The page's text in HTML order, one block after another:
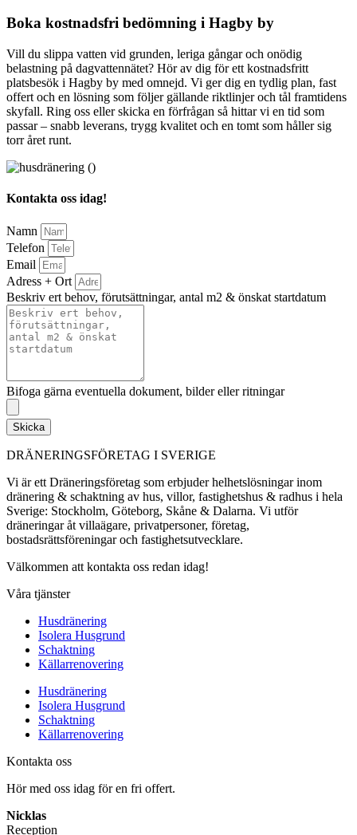
Boka kostnadsfri bedömning i Hagby by
Vill du slippa vatten vid grunden, leriga gångar och onödig
belastning på dagvattennätet? Hör av dig för ett kostnadsfritt
platsbesök i Hagby by med omnejd. Vi ger dig en tydlig plan, fast
offert och en lösning som följer gällande riktlinjer och tål framtidens
skyfall. Ring oss eller skicka en förfrågan så hittar vi en tid som
passar – snabb leverans, trygg kvalitet och en tomt som håller sig
torr året runt.
Kontakta oss idag!
Namn
Telefon
Email
Adress + Ort
Beskriv ert behov, förutsättningar, antal m2 & önskat startdatum
Bifoga gärna eventuella dokument, bilder eller ritningar
Skicka
DRÄNERINGSFÖRETAG I SVERIGE
Vi är ett Dräneringsföretag som erbjuder helhetslösningar inom
dränering & schaktning av hus, villor, fastighetshus & radhus i hela
Sverige: Stockholm, Göteborg, Skåne & Dalarna. Vi utför
dräneringar åt villaägare, privatpersoner, företag,
bostadsrättsföreningar och fastighetsutvecklare.
Välkommen att kontakta oss redan idag!
Våra tjänster
Husdränering
Isolera Husgrund
Schaktning
Källarrenovering
Husdränering
Isolera Husgrund
Schaktning
Källarrenovering
Kontakta oss
Hör med oss idag för en fri offert.
Nicklas
Reception